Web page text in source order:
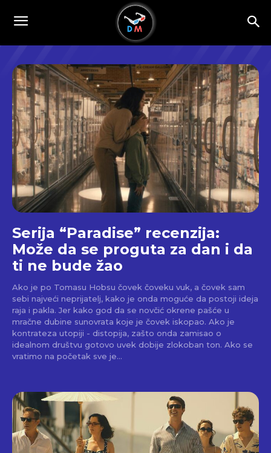
Serija “Paradise” recenzija:
Može da se proguta za dan i da
ti ne bude žao
Ako je po Tomasu Hobsu čovek čoveku vuk, a čovek sam
sebi najveći neprijatelj, kako je onda moguće da postoji ideja
raja i pakla. Jer kako god da se novčić okrene pašće u
mračne dubine sunovrata koje je čovek iskopao. Ako je
kontrateza utopiji - distopija, zašto onda zamisao o
idealnom društvu gotovo uvek dobije zlokoban ton. Ako se
vratimo na početak sve je...